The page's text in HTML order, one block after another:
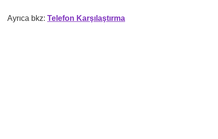
Ayrıca bkz: Telefon Karşılaştırma